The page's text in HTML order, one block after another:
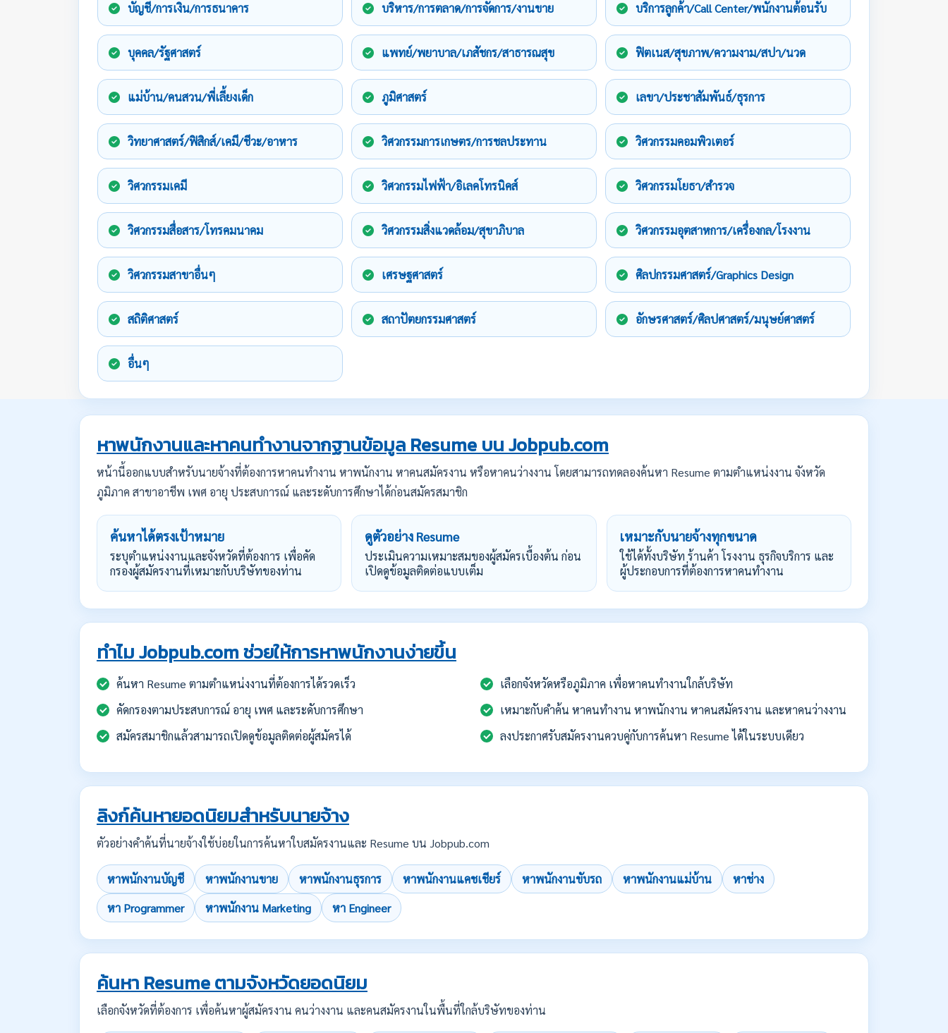
บัญชี/การเงิน/การธนาคาร บริหาร/การตลาด/การจัดการ/งานขาย บริการลูกค้า/Call Center/พนักงานต้อนรับ
บุคคล/รัฐศาสตร์ แพทย์/พยาบาล/เภสัชกร/สาธารณสุข ฟิตเนส/สุขภาพ/ความงาม/สปา/นวด
แม่บ้าน/คนสวน/พี่เลี้ยงเด็ก ภูมิศาสตร์ เลขา/ประชาสัมพันธ์/ธุรการ
วิทยาศาสตร์/ฟิสิกส์/เคมี/ชีวะ/อาหาร วิศวกรรมการเกษตร/การชลประทาน วิศวกรรมคอมพิวเตอร์
วิศวกรรมเคมี วิศวกรรมไฟฟ้า/อิเลคโทรนิคส์ วิศวกรรมโยธา/สำรวจ
วิศวกรรมสื่อสาร/โทรคมนาคม วิศวกรรมสิ่งแวดล้อม/สุขาภิบาล วิศวกรรมอุตสาหการ/เครื่องกล/โรงงาน
วิศวกรรมสาขาอื่นๆ เศรษฐศาสตร์ ศิลปกรรมศาสตร์/Graphics Design
สถิติศาสตร์ สถาปัตยกรรมศาสตร์ อักษรศาสตร์/ศิลปศาสตร์/มนุษย์ศาสตร์
อื่นๆ
หาพนักงานและหาคนทำงานจากฐานข้อมูล Resume บน Jobpub.com
หน้านี้ออกแบบสำหรับนายจ้างที่ต้องการหาคนทำงาน หาพนักงาน หาคนสมัครงาน หรือหาคนว่างงาน โดยสามารถทดลองค้นหา Resume ตามตำแหน่งงาน จังหวัด
ภูมิภาค สาขาอาชีพ เพศ อายุ ประสบการณ์ และระดับการศึกษาได้ก่อนสมัครสมาชิก
ค้นหาได้ตรงเป้าหมาย
ระบุตำแหน่งงานและจังหวัดที่ต้องการ เพื่อคัด
กรองผู้สมัครงานที่เหมาะกับบริษัทของท่าน
ดูตัวอย่าง Resume
ประเมินความเหมาะสมของผู้สมัครเบื้องต้น ก่อน
เปิดดูข้อมูลติดต่อแบบเต็ม
เหมาะกับนายจ้างทุกขนาด
ใช้ได้ทั้งบริษัท ร้านค้า โรงงาน ธุรกิจบริการ และ
ผู้ประกอบการที่ต้องการหาคนทำงาน
ทำไม Jobpub.com ช่วยให้การหาพนักงานง่ายขึ้น
ค้นหา Resume ตามตำแหน่งงานที่ต้องการได้รวดเร็ว
เลือกจังหวัดหรือภูมิภาค เพื่อหาคนทำงานใกล้บริษัท
คัดกรองตามประสบการณ์ อายุ เพศ และระดับการศึกษา
เหมาะกับคำค้น หาคนทำงาน หาพนักงาน หาคนสมัครงาน และหาคนว่างงาน
สมัครสมาชิกแล้วสามารถเปิดดูข้อมูลติดต่อผู้สมัครได้
ลงประกาศรับสมัครงานควบคู่กับการค้นหา Resume ได้ในระบบเดียว
ลิงก์ค้นหายอดนิยมสำหรับนายจ้าง
ตัวอย่างคำค้นที่นายจ้างใช้บ่อยในการค้นหาใบสมัครงานและ Resume บน Jobpub.com
หาพนักงานบัญชี หาพนักงานขาย หาพนักงานธุรการ หาพนักงานแคชเชียร์ หาพนักงานขับรถ หาพนักงานแม่บ้าน
หาช่าง
หา Programmer
หาพนักงาน Marketing หา Engineer
ค้นหา Resume ตามจังหวัดยอดนิยม
เลือกจังหวัดที่ต้องการ เพื่อค้นหาผู้สมัครงาน คนว่างงาน และคนสมัครงานในพื้นที่ใกล้บริษัทของท่าน